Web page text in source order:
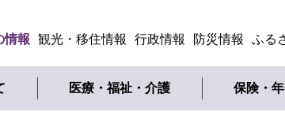
情報 観光・移住情報 行政情報 防災情報 ふる
医療・福祉・介護 保険・